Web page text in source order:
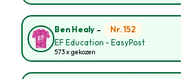
Ben Healy - Nr. 152
EF Education - EasyPost
573 x gekozen